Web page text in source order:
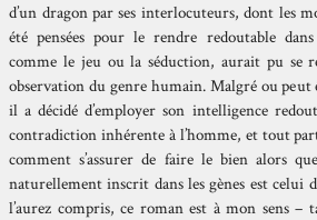
d’un dragon par ses interlocuteurs, dont les
été pensées pour le rendre redoutable
comme le jeu ou la séduction, aurait pu se
observation du genre humain. Malgré ou peut
il a décidé d’employer son intelligence
contradiction inhérente à l’homme, et tout
comment s’assurer de faire le bien alors
naturellement inscrit dans les gènes est celui
l’aurez compris, ce roman est à mon sens